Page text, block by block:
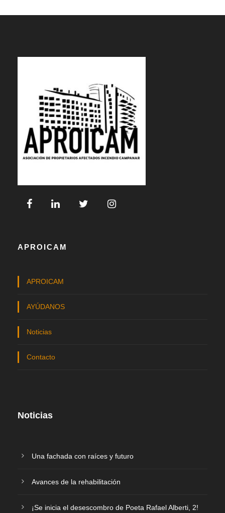
APROICAM
APROICAM
AYÚDANOS
Noticias
Contacto
Noticias
Una fachada con raíces y futuro
Avances de la rehabilitación
¡Se inicia el desescombro de Poeta Rafael Alberti, 2!